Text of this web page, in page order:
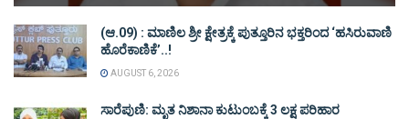
(ಆ.09) : ಮಾಣಿಲ ಶ್ರೀ ಕ್ಷೇತ್ರಕ್ಕೆ ಪುತ್ತೂರಿನ ಭಕ್ತರಿಂದ ‘ಹಸಿರುವಾಣಿ
ಹೊರೆಕಾಣಿಕೆ’..!
AUGUST 6, 2026
ಸಾರೆಪುಣಿ: ಮೃತ ನಿಶಾನಾ ಕುಟುಂಬಕ್ಕೆ 3 ಲಕ್ಷ ಪರಿಹಾರ